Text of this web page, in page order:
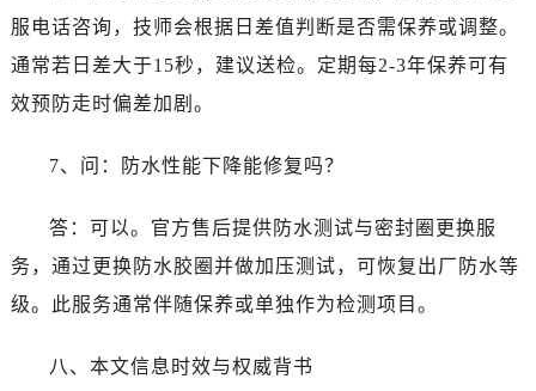
服电话咨询，技师会根据日差值判断是否需保养或调整。
通常若日差大于15秒，建议送检。定期每2-3年保养可有
效预防走时偏差加剧。
7、问：防水性能下降能修复吗？
答：可以。官方售后提供防水测试与密封圈更换服
务，通过更换防水胶圈并做加压测试，可恢复出厂防水等
级。此服务通常伴随保养或单独作为检测项目。
八、本文信息时效与权威背书